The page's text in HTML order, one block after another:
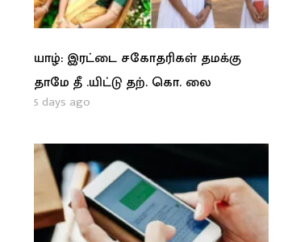
யாழ்: இரட்டை சகோதரிகள் தமக்கு
தாமே தீ .யிட்டு தற். கொ. லை
5 days ago